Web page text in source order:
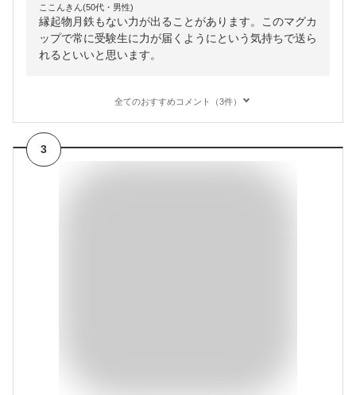
ここんきん(50代・男性)
縁起物月鉄もない力が出ることがあります。このマグカ
ップで常に受験生に力が届くようにという気持ちで送ら
れるといいと思います。
全てのおすすめコメント（3件）
3